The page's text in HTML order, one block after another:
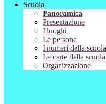
Scuola
Panoramica
Presentazione
I luoghi
Le persone
I numeri della scuola
Le carte della scuola
Organizzazione